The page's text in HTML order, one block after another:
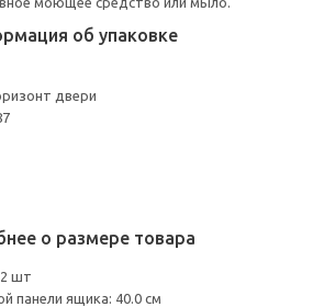
об упаковке
двери
о размере товара
2 шт
панели ящика: 40.0 см